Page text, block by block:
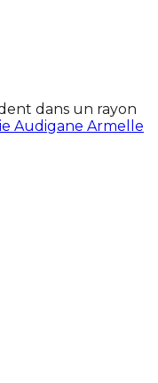
dans un rayon
Audigane Armelle